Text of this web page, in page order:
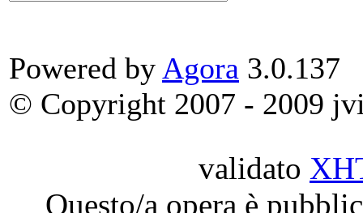
Powered by Agora 3.0.137
© Copyright 2007 - 2009
validato
Questo/a opera è